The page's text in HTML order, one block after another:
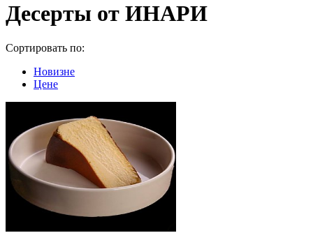
Десерты от ИНАРИ
Сортировать по:
Новизне
Цене